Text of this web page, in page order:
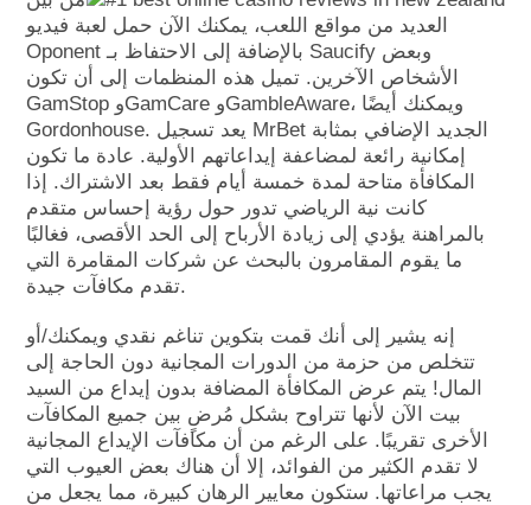
العديد من مواقع اللعب، يمكنك الآن حمل لعبة فيديو
Oponent بالإضافة إلى الاحتفاظ بـ Saucify وبعض
الأشخاص الآخرين. تميل هذه المنظمات إلى أن تكون
GamStop وGamCare وGambleAware، ويمكنك أيضًا
Gordonhouse. يعد تسجيل MrBet الجديد الإضافي بمثابة
إمكانية رائعة لمضاعفة إيداعاتهم الأولية. عادة ما تكون
المكافأة متاحة لمدة خمسة أيام فقط بعد الاشتراك. إذا
كانت نية الرياضي تدور حول رؤية إحساس متقدم
بالمراهنة يؤدي إلى زيادة الأرباح إلى الحد الأقصى، فغالبًا
ما يقوم المقامرون بالبحث عن شركات المقامرة التي
تقدم مكافآت جيدة.
إنه يشير إلى أنك قمت بتكوين تناغم نقدي ويمكنك/أو
تتخلص من حزمة من الدورات المجانية دون الحاجة إلى
المال! يتم عرض المكافأة المضافة بدون إيداع من السيد
بيت الآن لأنها تتراوح بشكل مُرضٍ بين جميع المكافآت
الأخرى تقريبًا. على الرغم من أن مكافآت الإيداع المجانية
لا تقدم الكثير من الفوائد، إلا أن هناك بعض العيوب التي
يجب مراعاتها. ستكون معايير الرهان كبيرة، مما يجعل من